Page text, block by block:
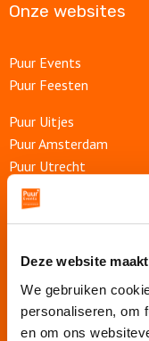
Deze website
We gebruiken
personaliseren, om
en om ons
Onze websites
Puur Events
Puur Feesten
Puur Uitjes
Puur Amsterdam
Puur Utrecht
Puur Den Haag
Puur Haarlem
Vergaderlocatie De
Vergaderlocatie
Vergaderlocatie Dak